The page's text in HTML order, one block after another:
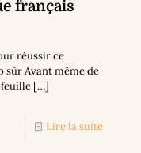
français
réussir ce
sûr Avant même de
[…]
Lire la suite